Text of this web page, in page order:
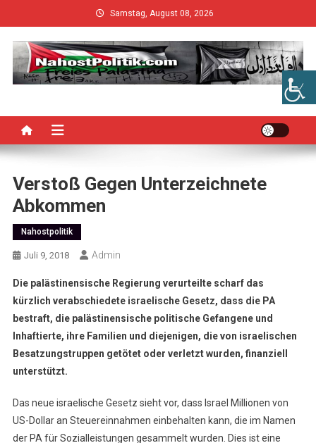
to
content
Samstag, August 08, 2026
Verstoß Gegen Unterzeichnete
Abkommen
Nahostpolitik
Juli 9, 2018 Admin
Die palästinensische Regierung verurteilte scharf das
kürzlich verabschiedete israelische Gesetz, dass die PA
bestraft, die palästinensische politische Gefangene und
Inhaftierte, ihre Familien und diejenigen, die von israelischen
Besatzungstruppen getötet oder verletzt wurden, finanziell
unterstützt.
Das neue israelische Gesetz sieht vor, dass Israel Millionen von
US-Dollar an Steuereinnahmen einbehalten kann, die im Namen
der PA für Sozialleistungen gesammelt wurden. Dies ist eine